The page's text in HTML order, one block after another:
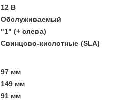
12 В
Обслуживаемый
"1" (+ слева)
Свинцово-кислотные (SLA)
97 мм
149 мм
91 мм